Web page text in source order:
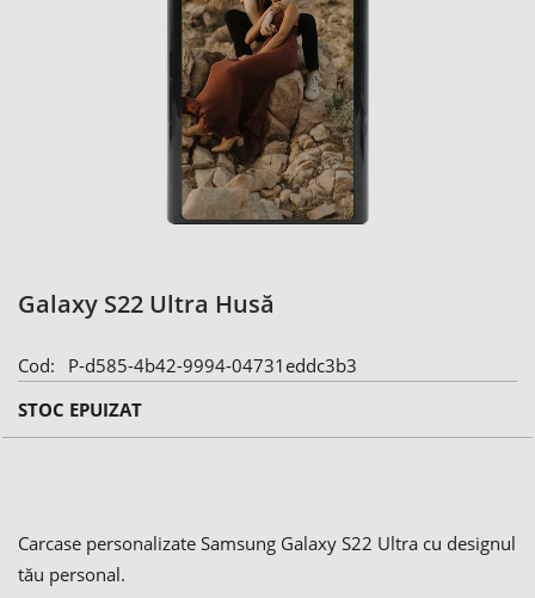
Galaxy S22 Ultra Husă
Cod
P-d585-4b42-9994-04731eddc3b3
STOC EPUIZAT
Carcase personalizate Samsung Galaxy S22 Ultra cu designul
tău personal.
to
beginning
of
the